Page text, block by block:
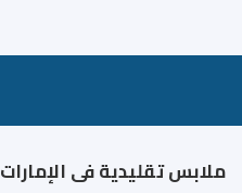
ملابس تقليدية فى الإمارات